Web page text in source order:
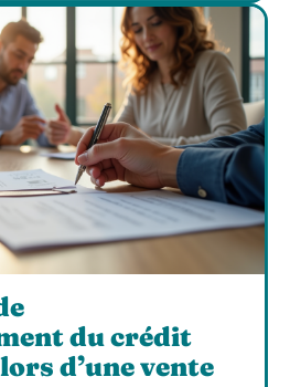
du crédit
d’une vente